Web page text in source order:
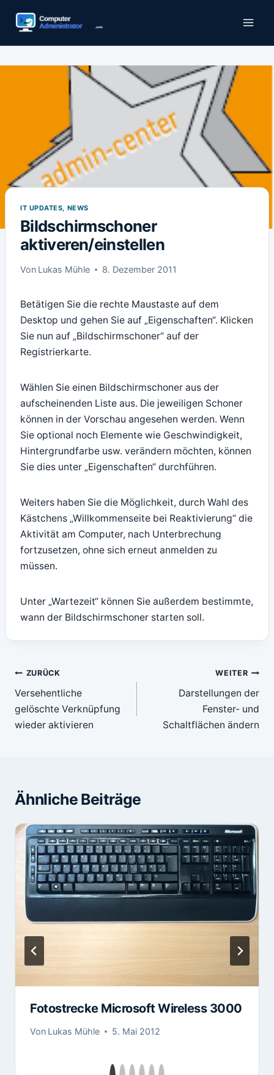
Inhalt
IT UPDATES, NEWS
Bildschirmschoner
aktiveren/einstellen
Von Lukas Mühle 8. Dezember 2011
Betätigen Sie die rechte Maustaste auf dem
Desktop und gehen Sie auf „Eigenschaften“. Klicken
Sie nun auf „Bildschirmschoner“ auf der
Registrierkarte.
Wählen Sie einen Bildschirmschoner aus der
aufscheinenden Liste aus. Die jeweiligen Schoner
können in der Vorschau angesehen werden. Wenn
Sie optional noch Elemente wie Geschwindigkeit,
Hintergrundfarbe usw. verändern möchten, können
Sie dies unter „Eigenschaften“ durchführen.
Weiters haben Sie die Möglichkeit, durch Wahl des
Kästchens „Willkommenseite bei Reaktivierung“ die
Aktivität am Computer, nach Unterbrechung
fortzusetzen, ohne sich erneut anmelden zu
müssen.
Unter „Wartezeit“ können Sie außerdem bestimmte,
wann der Bildschirmschoner starten soll.
Beitragsnavigation
ZURÜCK
Versehentliche
gelöschte Verknüpfung
wieder aktivieren
WEITER
Darstellungen der
Fenster- und
Schaltflächen ändern
Ähnliche Beiträge
Fotostrecke Microsoft Wireless 3000
Von Lukas Mühle 5. Mai 2012